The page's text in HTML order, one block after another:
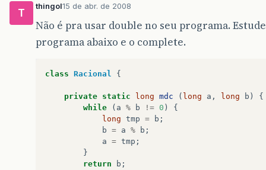
T
thingol15 de abr. de 2008
Não é pra usar double no seu programa.
programa abaixo e o complete.
class Racional {
private static long mdc ( long a , long b )
{
while
( a % b != 0 )
{
long tmp = b ;
b = a % b ;
a = tmp ;
}
return
b ;